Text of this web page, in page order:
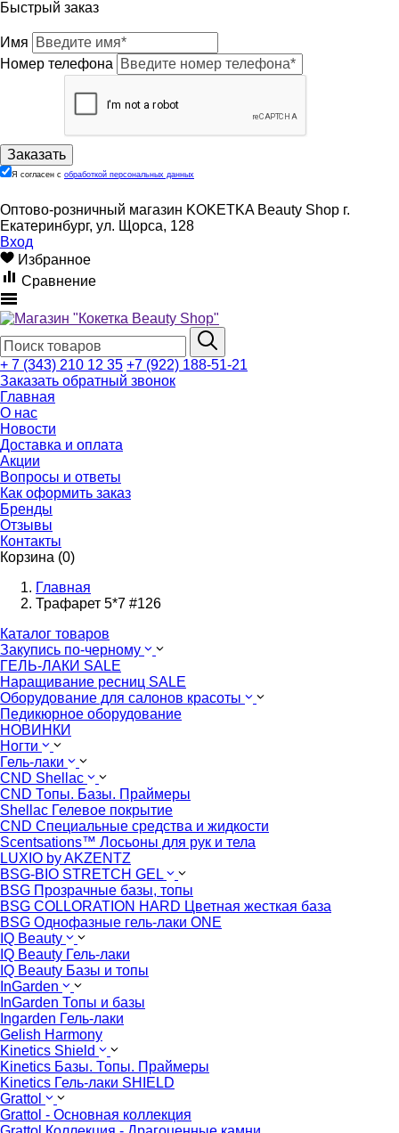
Быстрый заказ
Имя
Номер телефона
Я согласен с обработкой персональных данных
Оптово-розничный магазин KOKETKA Beauty Shop г.
Екатеринбург, ул. Щорса, 128
Вход
Избранное
Сравнение
+ 7 (343) 210 12 35 +7 (922) 188-51-21
Заказать обратный звонок
Главная
О нас
Новости
Доставка и оплата
Акции
Вопросы и ответы
Как оформить заказ
Бренды
Отзывы
Контакты
Корзина (0)
Главная
Трафарет 5*7 #126
Каталог товаров
Закупись по-черному
ГЕЛЬ-ЛАКИ SALE
Наращивание ресниц SALE
Оборудование для салонов красоты
Педикюрное оборудование
НОВИНКИ
Ногти
Гель-лаки
CND Shellac
CND Топы. Базы. Праймеры
Shellac Гелевое покрытие
CND Специальные средства и жидкости
Scentsations™ Лосьоны для рук и тела
LUXIO by AKZENTZ
BSG-BIO STRETCH GEL
BSG Прозрачные базы, топы
BSG COLLORATION HARD Цветная жесткая база
BSG Однофазные гель-лаки ONE
IQ Beauty
IQ Beauty Гель-лаки
IQ Beauty Базы и топы
InGarden
InGarden Топы и базы
Ingarden Гель-лаки
Gelish Harmony
Kinetics Shield
Kinetics Базы. Топы. Праймеры
Kinetics Гель-лаки SHIELD
Grattol
Grattol - Oснoвнaя коллекция